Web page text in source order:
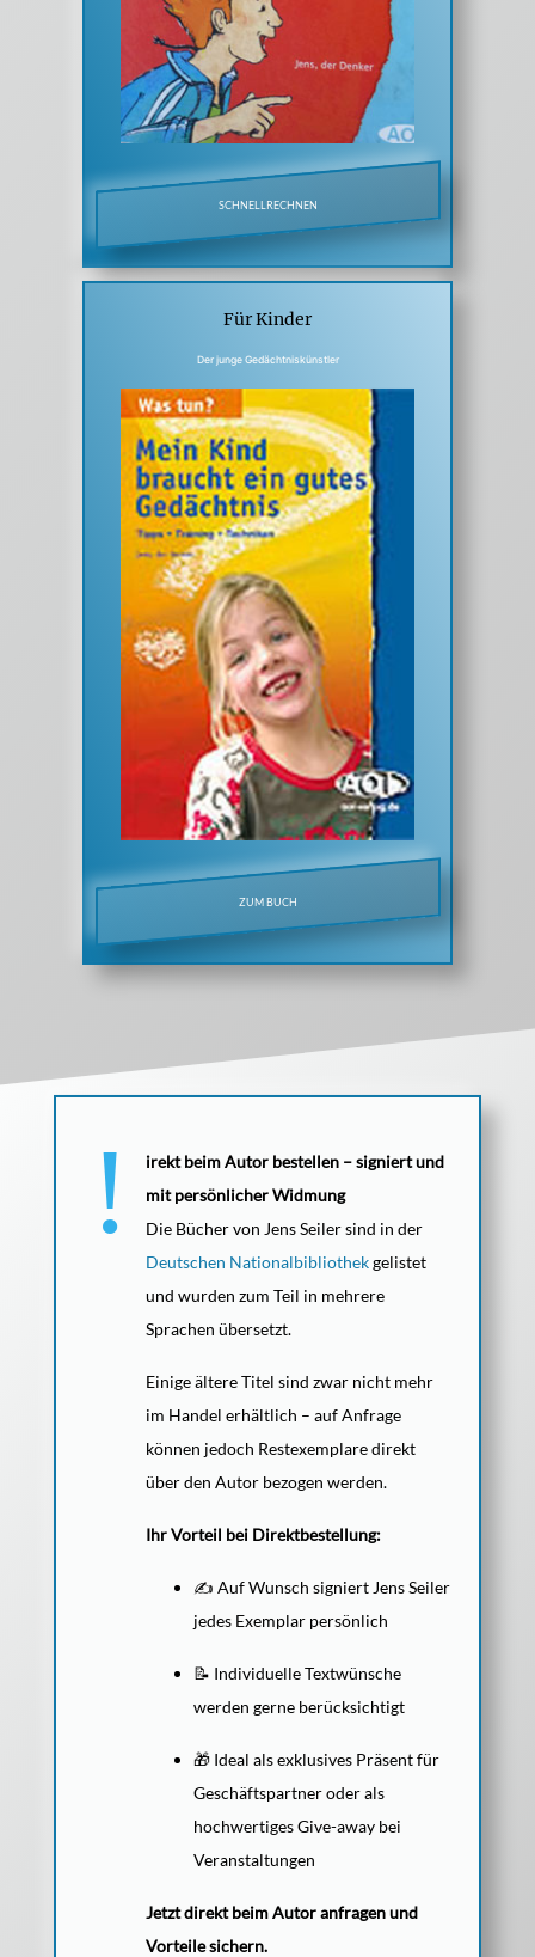
SCHNELLRECHNEN
Für Kinder
Der junge Gedächtniskünstler
ZUM BUCH
irekt beim Autor bestellen – signiert und
mit persönlicher Widmung
Die Bücher von Jens Seiler sind in der
Deutschen Nationalbibliothekgelistet
und wurden zum Teil in mehrere
Sprachen übersetzt.
Einige ältere Titel sind zwar nicht mehr
im Handel erhältlich – auf Anfrage
können jedoch Restexemplare direkt
über den Autor bezogen werden.
Ihr Vorteil bei Direktbestellung:
✍️ Auf Wunsch signiert Jens Seiler
jedes Exemplar persönlich
📝 Individuelle Textwünsche
werden gerne berücksichtigt
🎁 Ideal als exklusives Präsent für
Geschäftspartner oder als
hochwertiges Give-away bei
Veranstaltungen
Jetzt direkt beim Autor anfragen und
Vorteile sichern.